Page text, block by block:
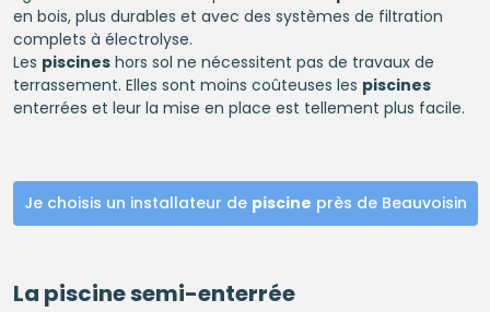
en bois, plus durables et avec des systèmes de filtration
complets à électrolyse.
Les piscineshors sol ne nécessitent pas de travaux de
terrassement. Elles sont moins coûteuses les piscines
enterrées et leur la mise en place est tellement plus facile.
Je choisis un installateur de piscine près de Beauvoisin
La piscine semi-enterrée